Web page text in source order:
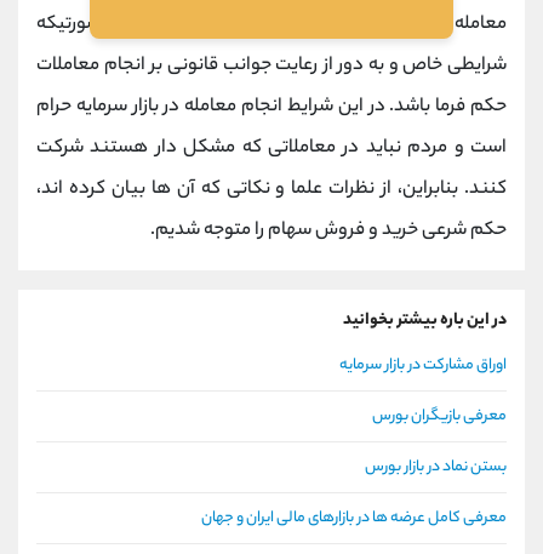
معامله در بازار سرمایه مشکل شرعی ندارد؛ مگر در صورتیکه
شرایطی خاص و به دور از رعایت جوانب قانونی بر انجام معاملات
حکم فرما باشد. در این شرایط انجام معامله در بازار سرمایه حرام
است و مردم نباید در معاملاتی که مشکل دار هستند شرکت
کنند. بنابراین، از نظرات علما و نکاتی که آن ها بیان کرده اند،
حکم شرعی خرید و فروش سهام را متوجه شدیم.
در این باره بیشتر بخوانید
اوراق مشارکت در بازار سرمایه
معرفی بازیگران بورس
بستن نماد در بازار بورس
معرفی کامل عرضه ها در بازارهای مالی ایران و جهان